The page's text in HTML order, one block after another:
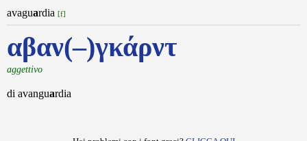
avaguardia [f]
αβαν(–)γκάρντ
aggettivo
di avanguardia